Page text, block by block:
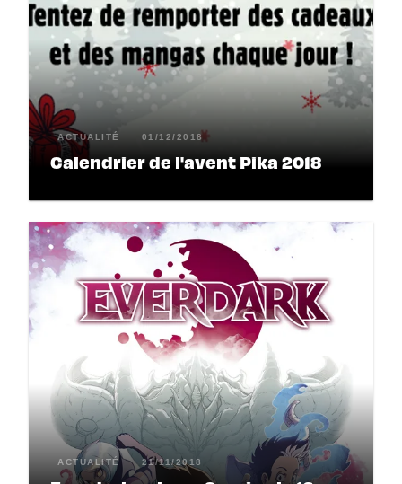
ACTUALITÉ 01/12/2018
Calendrier de l'avent Pika 2018
ACTUALITÉ 21/11/2018